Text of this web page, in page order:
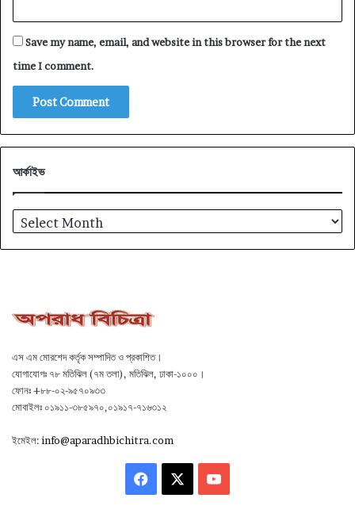
Save my name, email, and website in this browser for the next
time I comment.
আর্কাইভ
আর্কাইভ
এস এম মোরশেদ কর্তৃক সম্পাদিত ও প্রকাশিত।
যোগাযোগঃ ৭৮ মতিঝিল (৭ম তলা), মতিঝিল, ঢাকা-১০০০।
ফোনঃ +৮৮-০২-৯৫৭০৯৩৩
মোবাইলঃ ০১৯১১-৩৮৫৯৭০,০১৯১৭-৭১৬৩১২
ইমেইল:info@aparadhbichitra.com
Facebook YouTube